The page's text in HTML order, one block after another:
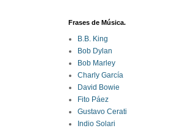
Frases de Música.
B.B. King
Bob Dylan
Bob Marley
Charly García
David Bowie
Fito Páez
Gustavo Cerati
Indio Solari